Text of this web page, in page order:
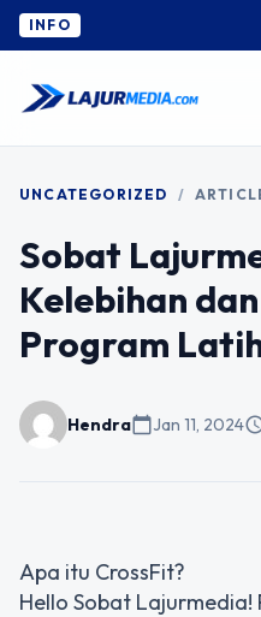
INFO
UNCATEGORIZED /
Sobat
Kelebihan
Program
Hendracalendar_todayJan 11, 2024
Apa itu CrossFit?
Hello Sobat Lajurmedia!